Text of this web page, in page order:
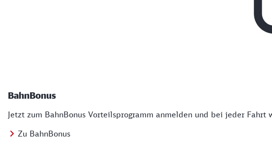
BahnBonus
Jetzt zum BahnBonus Vorteilsprogramm anmelden und bei jeder
Zu BahnBonus